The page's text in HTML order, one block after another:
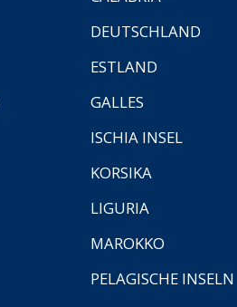
DEUTSCHLAND
ESTLAND
GALLES
ISCHIA INSEL
KORSIKA
LIGURIA
MAROKKO
PELAGISCHE INSELN